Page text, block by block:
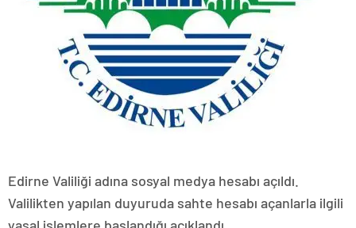
Edirne Valiliği adına sosyal medya hesabı açıldı.
Valilikten yapılan duyuruda sahte hesabı açanlarla ilgili